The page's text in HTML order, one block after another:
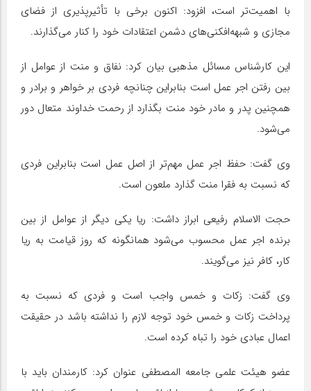
با اهمیت‌تر است، افزود: اکنون برخی با تأثیرپذیری از فضای
مجازی و شبهه‌افکنی‌های دشمن اعتقادات خود را کنار می‌گذارند.
این کارشناس مسائل مذهبی بیان کرد: نفاق و منت از عوامل از
بین رفتن اجر عمل است بنابراین چنانچه فردی بر خواهر و برادر و
همچنین پدر و مادر خود منت بگذارد از رحمت خداوند متعال دور
می‌شود.
وی گفت: حفظ اجر عمل مهم‌تر از اصل عمل است بنابراین فردی
که نسبت به فقرا منت گذارد ملعون است.
حجت الاسلام رفیعی ابراز داشت: ریا یکی دیگر از عوامل از بین
برنده اجر عمل محسوب می‌شود همانگونه که روز قیامت به ریا
کار، کافر نیز می‌گویند.
وی گفت: زکات و خمس واجب است و فردی که نسبت به
پرداخت زکات و خمس خود توجه لازم را نداشته باشد در حقیقت
اعمال عبادی خود را تباه کرده است.
عضو هیئت علمی جامعه المصطفی عنوان کرد: کارمندان باید با